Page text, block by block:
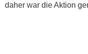
daher war die Aktion